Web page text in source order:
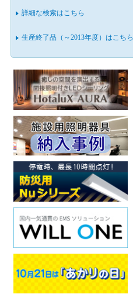
詳細な検索はこちら
生産終了品（～2013年度）はこちら